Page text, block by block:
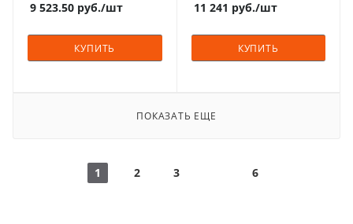
кратковременная
Габариты (ВхШхГ), мм
88.2x440x565
9 523.50 руб./шт
КУПИТЬ
11 241 руб./шт
КУПИТЬ
ПОКАЗАТЬ ЕЩЕ
1 2 3 6